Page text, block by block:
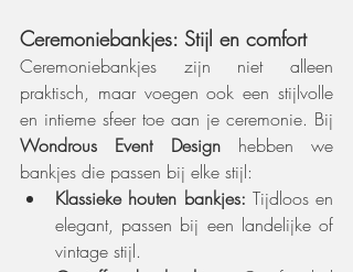
Ceremoniebankjes: Stijl en comfort
Ceremoniebankjes zijn niet alleen
praktisch, maar voegen ook een stijlvolle
Wondrous Event Design hebben we
bankjes die passen bij elke stijl:
Klassieke houten bankjes: Tijdloos en
elegant, passen bij een landelijke of
vintage stijl.